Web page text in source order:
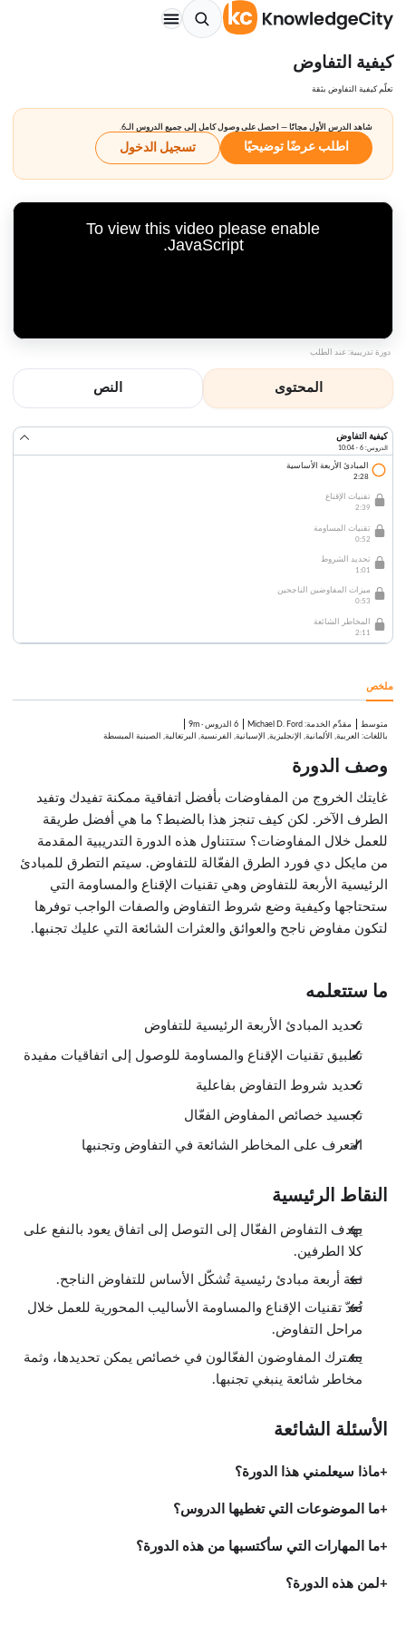
كيفية التفاوض
تعلّم كيفية التفاوض بثقة
شاهد الدرس الأول مجانًا — احصل على وصول كامل إلى جميع الدروس الـ6.
اطلب عرضًا توضيحيًا تسجيل الدخول
To view this video please enable
JavaScript.
دورة تدريبية: عند الطلب
المحتوى النص
كيفية التفاوض
الدروس: 6 · 10:04
المبادئ الأربعة الأساسية
2:28
تقنيات الإقناع
2:39
تقنيات المساومة
0:52
تحديد الشروط
1:01
ميزات المفاوضين الناجحين
0:53
المخاطر الشائعة
2:11
ملخص
متوسط مقدِّم الخدمة:
Michael D. Ford 6 الدروس ·
9m
باللغات: العربية, الألمانية, الإنجليزية, الإسبانية, الفرنسية, البرتغالية, الصينية المبسطة
وصف الدورة
غايتك الخروج من المفاوضات بأفضل اتفاقية ممكنة تفيدك وتفيد
الطرف الآخر. لكن كيف تنجز هذا بالضبط؟ ما هي أفضل طريقة
للعمل خلال المفاوضات؟ ستتناول هذه الدورة التدريبية المقدمة
من مايكل دي فورد الطرق الفعّالة للتفاوض. سيتم التطرق للمبادئ
الرئيسية الأربعة للتفاوض وهي تقنيات الإقناع والمساومة التي
ستحتاجها وكيفية وضع شروط التفاوض والصفات الواجب توفرها
لتكون مفاوض ناجح والعوائق والعثرات الشائعة التي عليك تجنبها.
ما ستتعلمه
تحديد المبادئ الأربعة الرئيسية للتفاوض
تطبيق تقنيات الإقناع والمساومة للوصول إلى اتفاقيات مفيدة
تحديد شروط التفاوض بفاعلية
تجسيد خصائص المفاوض الفعّال
التعرف على المخاطر الشائعة في التفاوض وتجنبها
النقاط الرئيسية
يهدف التفاوض الفعّال إلى التوصل إلى اتفاق يعود بالنفع على
كلا الطرفين.
ثمة أربعة مبادئ رئيسية تُشكّل الأساس للتفاوض الناجح.
تُعدّ تقنيات الإقناع والمساومة الأساليب المحورية للعمل خلال
مراحل التفاوض.
يشترك المفاوضون الفعّالون في خصائص يمكن تحديدها، وثمة
مخاطر شائعة ينبغي تجنبها.
الأسئلة الشائعة
ماذا سيعلمني هذا الدورة؟
ما الموضوعات التي تغطيها الدروس؟
ما المهارات التي سأكتسبها من هذه الدورة؟
لمن هذه الدورة؟